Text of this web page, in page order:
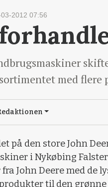
2012 07:56
med flere
på den store John
i Nykøbing
John Deere med de
til den